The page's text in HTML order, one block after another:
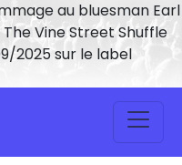
au bluesman Earl
Vine Street Shuffle
2025 sur le label